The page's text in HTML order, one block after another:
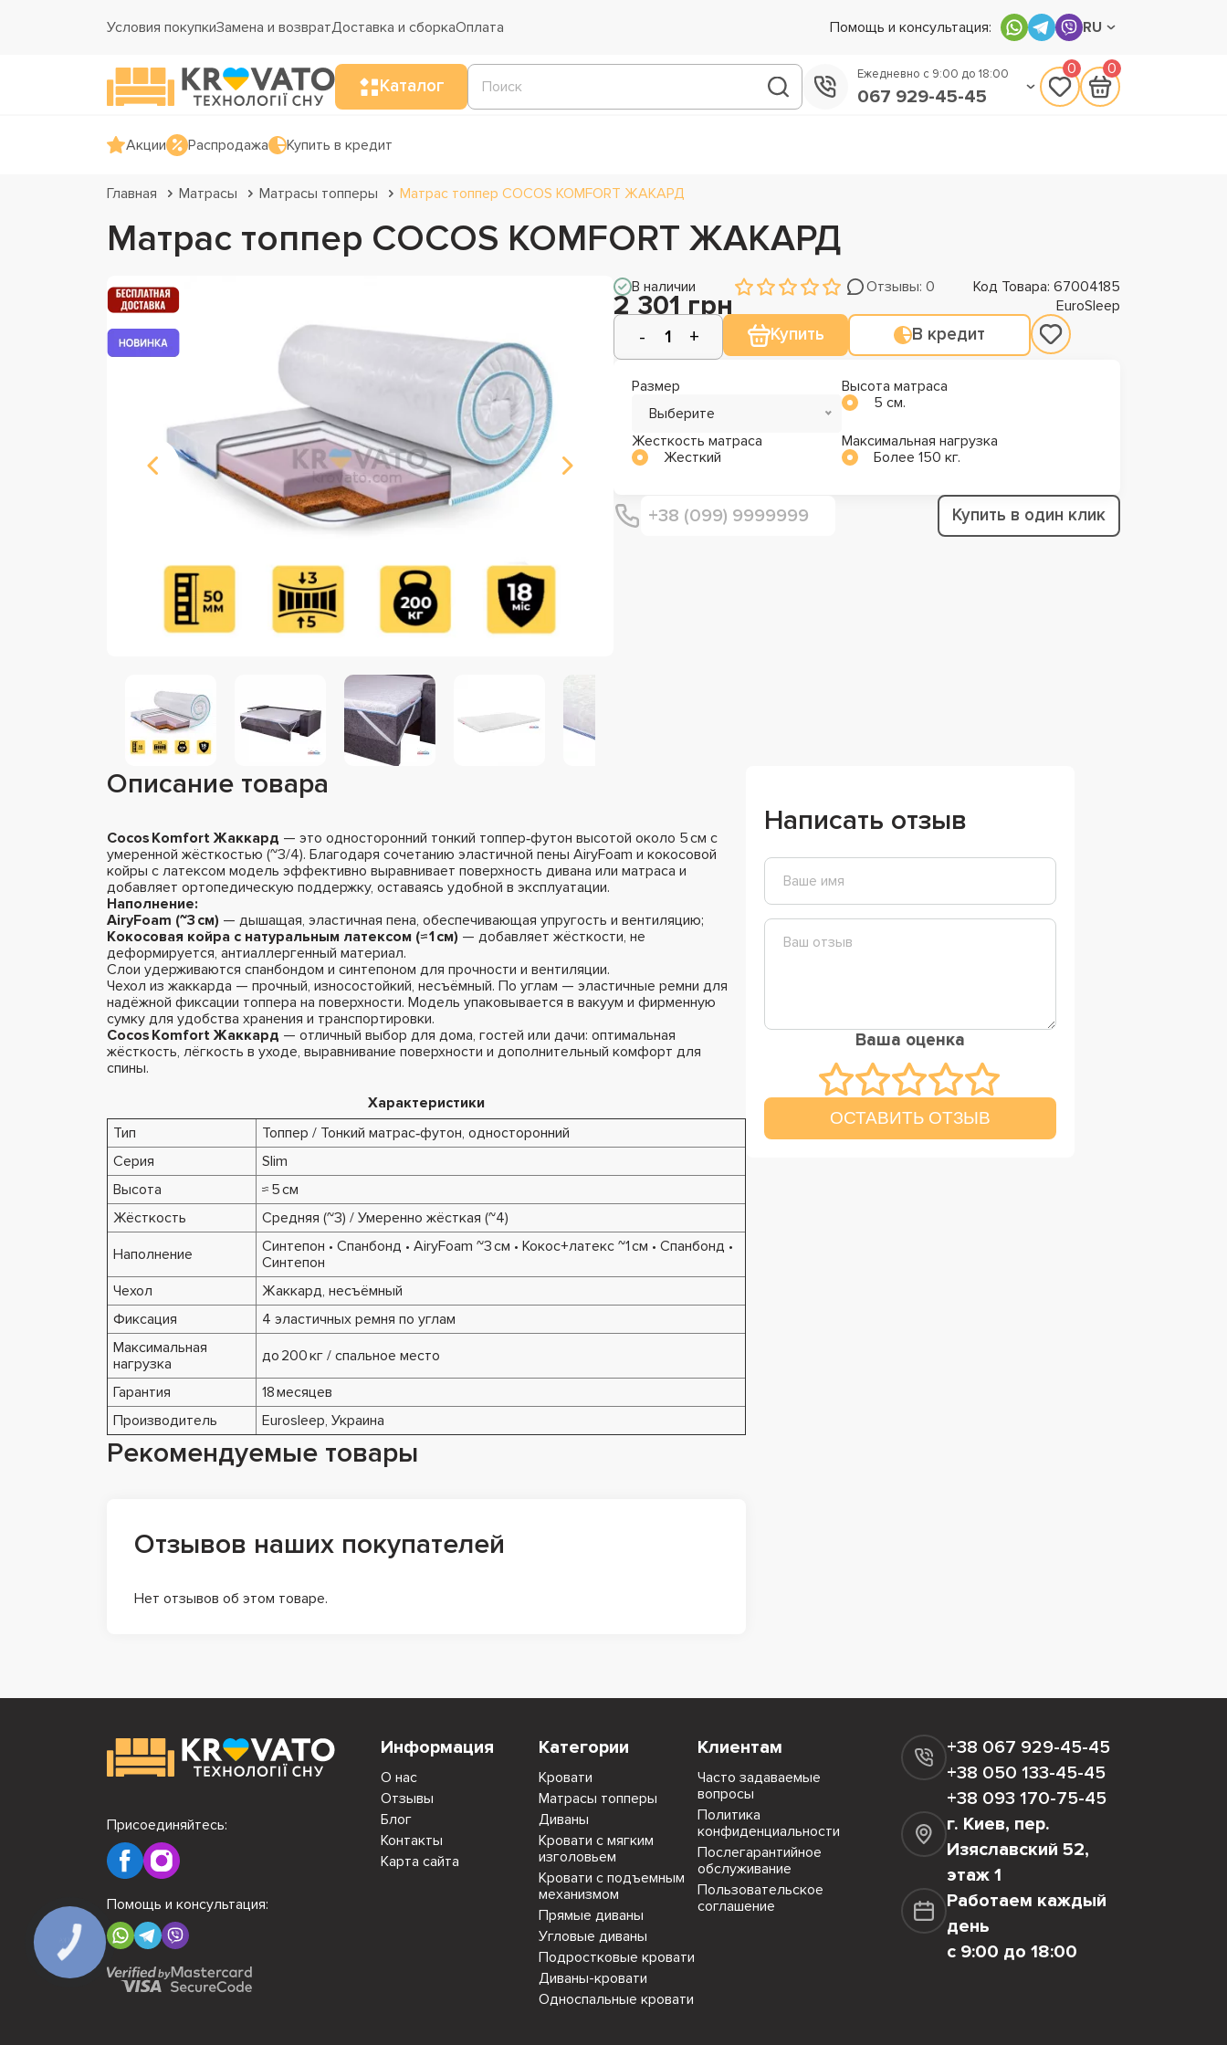
Условия покупкиЗамена и возвратДоставка и сборкаОплата Помощь и консультация: RU
Каталог
Ежедневно с 9:00 до 18:00
067 929-45-45
0 0
Акции Распродажа Купить в кредит
Главная Матрасы Матрасы топперы Матрас топпер COCOS KOMFORT ЖАКАРД
Матрас топпер COCOS KOMFORT ЖАКАРД
В наличии Отзывы: 0 Код Товара: 67004185
2 301 грн EuroSleep
Купить В кредит
Размер
Выберите
Высота матраса
5 см.
Жесткость матраса
Жесткий
Максимальная нагрузка
Более 150 кг.
Купить в один клик
Описание товара
Cocos Komfort Жаккард — это односторонний тонкий топпер‑футон высотой около 5 см с
умеренной жёсткостью (~3/4). Благодаря сочетанию эластичной пены AiryFoam и кокосовой
койры с латексом модель эффективно выравнивает поверхность дивана или матраса и
добавляет ортопедическую поддержку, оставаясь удобной в эксплуатации.
Наполнение:
AiryFoam (~3 см) — дышащая, эластичная пена, обеспечивающая упругость и вентиляцию;
Кокосовая койра с натуральным латексом (≈ 1 см) — добавляет жёсткости, не
деформируется, антиаллергенный материал.
Слои удерживаются спанбондом и синтепоном для прочности и вентиляции.
Чехол из жаккарда — прочный, износостойкий, несъёмный. По углам — эластичные ремни для
надёжной фиксации топпера на поверхности. Модель упаковывается в вакуум и фирменную
сумку для удобства хранения и транспортировки.
Cocos Komfort Жаккард — отличный выбор для дома, гостей или дачи: оптимальная
жёсткость, лёгкость в уходе, выравнивание поверхности и дополнительный комфорт для
спины.
Характеристики
Тип
Топпер / Тонкий матрас‑футон, односторонний
Серия
Slim
Высота
≈ 5 см
Жёсткость
Средняя (~3) / Умеренно жёсткая (~4)
Наполнение
Синтепон • Спанбонд • AiryFoam ~3 см • Кокос+латекс ~1 см • Спанбонд •
Синтепон
Чехол
Жаккард, несъёмный
Фиксация
4 эластичных ремня по углам
Максимальная
нагрузка
до 200 кг / спальное место
Гарантия
18 месяцев
Производитель
Eurosleep, Украина
Рекомендуемые товары
Отзывов наших покупателей
Нет отзывов об этом товаре.
Написать отзыв
Ваша оценка
ОСТАВИТЬ ОТЗЫВ
Информация
О нас
Отзывы
Блог
Контакты
Карта сайта
Категории
Кровати
Матрасы топперы
Диваны
Кровати с мягким
изголовьем
Кровати с подъемным
механизмом
Прямые диваны
Угловые диваны
Подростковые кровати
Диваны-кровати
Односпальные кровати
Клиентам
Часто задаваемые
вопросы
Политика
конфиденциальности
Послегарантийное
обслуживание
Пользовательское
соглашение
+38 067 929-45-45
+38 050 133-45-45
+38 093 170-75-45
г. Киев, пер.
Изяславский 52,
этаж 1
Работаем каждый
день
с 9:00 до 18:00
Присоединяйтесь:
Помощь и консультация:
КНОПКА
СВЯЗИ